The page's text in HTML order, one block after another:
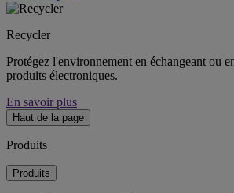
Recycler
Protégez l'environnement en échangeant ou
produits électroniques.
En savoir plus
Haut de la page
Produits
Produits